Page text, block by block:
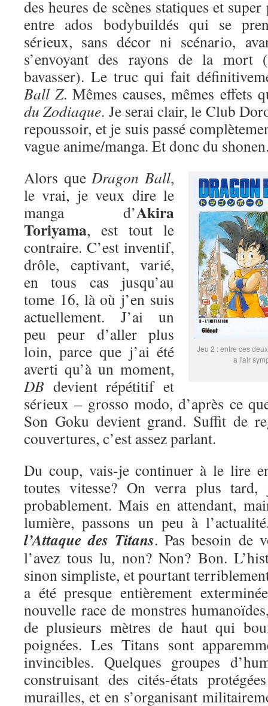
des heures de scènes statiques et
entre ados bodybuildés qui se
sérieux, sans décor ni scénario,
s’envoyant des rayons de la mort
bavasser). Le truc qui fait
Ball Z. Mêmes causes, mêmes effets
du Zodiaque. Je serai clair, le Club
repoussoir, et je suis passé
vague anime/manga. Et donc du
Jeu 2 : entre ces
a l'air
Alors queDragon Ball,
le vrai, je veux dire le
manga d’Akira
Toriyama, est tout le
contraire. C’est inventif,
drôle, captivant, varié,
en tous cas jusqu’au
tome 16, là où j’en suis
actuellement. J’ai un
peu peur d’aller plus
loin, parce que j’ai été
averti qu’à un moment,
DB devient répétitif et
sérieux – grosso modo, d’après ce
Son Goku devient grand. Suffit de
couvertures, c’est assez parlant.
Du coup, vais-je continuer à le lire
toutes vitesse? On verra plus
probablement. Mais en attendant,
lumière, passons un peu à
l’Attaque des Titans. Pas besoin de
l’avez tous lu, non? Non? Bon.
sinon simpliste, et pourtant
a été presque entièrement
nouvelle race de monstres
de plusieurs mètres de haut qui
poignées. Les Titans sont
invincibles. Quelques groupes
construisant des cités-états
murailles, et en s’organisant